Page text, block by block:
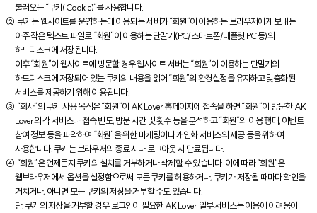
불러오는 “쿠키(Cookie)”를 사용합니다.
② 쿠키는 웹사이트를 운영하는데 이용되는 서버가 “회원”이 이용하는 브라우저에게 보내는
아주 작은 텍스트 파일로 “회원”이 이용하는 단말기(PC/스마트폰/태플릿 PC 등)의
하드디스크에 저장됩니다.
이후 “회원”이 웹사이트에 방문할 경우 웹사이트 서버는 “회원”이 이용하는 단말기의
하드디스크에 저장되어 있는 쿠키의 내용을 읽어 “회원”의 환경설정을 유지하고 맞춤화된
서비스를 제공하기 위해 이용됩니다.
③ “회사”의 쿠키 사용 목적은 “회원”이 AK Lover 홈페이지에 접속을 하면 “회원”이 방문한 AK
Lover의 각 서비스나 접속 빈도, 방문 시간 및 횟수 등을 분석하고 “회원”의 이용 행태, 이벤트
참여 정보 등을 파악하여 “회원”을 위한 마케팅이나 개인화 서비스의 제공 등을 위하여
사용합니다. 쿠키는 브라우저의 종료 시나 로그아웃 시 만료됩니다.
④ “회원”은 언제든지 쿠키의 설치를 거부하거나 삭제할 수 있습니다. 이에 따라 “회원”은
웹브라우저에서 옵션을 설정함으로써 모든 쿠키를 허용하거나, 쿠키가 저장될 때마다 확인을
거치거나, 아니면 모든 쿠키의 저장을 거부할 수도 있습니다.
단, 쿠키의 저장을 거부할 경우 로그인이 필요한 AK Lover 일부 서비스는 이용에 어려움이